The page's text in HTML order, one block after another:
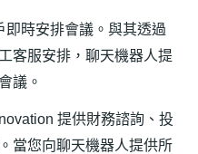
時安排會議。與其透過
客服安排，聊天機器人提
議。
提供財務諮詢、投
當您向聊天機器人提供所